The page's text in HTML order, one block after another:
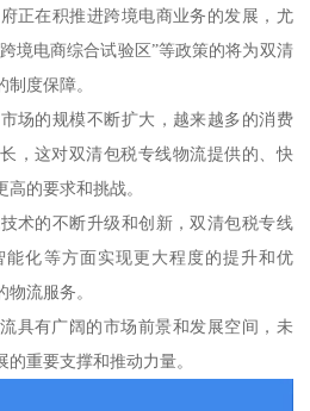
正在积推进跨境电商业务的发展，尤
境电商综合试验区”等政策的将为双清
度保障。
场的规模不断扩大，越来越多的消费
，这对双清包税专线物流提供的、快
的要求和挑战。
术的不断升级和创新，双清包税专线
化等方面实现更大程度的提升和优
流服务。
具有广阔的市场前景和发展空间，未
重要支撑和推动力量。